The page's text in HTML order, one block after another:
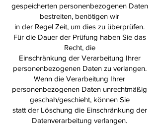
gespeicherten personenbezogenen Daten
bestreiten, benötigen wir
in der Regel Zeit, um dies zu überprüfen.
Für die Dauer der Prüfung haben Sie das
Recht, die
Einschränkung der Verarbeitung Ihrer
personenbezogenen Daten zu verlangen.
Wenn die Verarbeitung Ihrer
personenbezogenen Daten unrechtmäßig
geschah/geschieht, können Sie
statt der Löschung die Einschränkung der
Datenverarbeitung verlangen.